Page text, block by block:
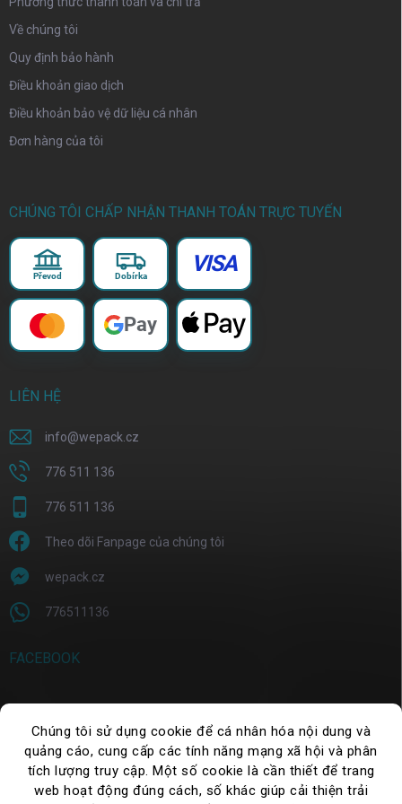
Chúng tôi sử dụng cookie để cá nhân hóa nội dung và
quảng cáo, cung cấp các tính năng mạng xã hội và phân
tích lượng truy cập. Một số cookie là cần thiết để trang
web hoạt động đúng cách, số khác giúp cải thiện trải
Về chúng tôi
Quy định bảo hành
Điều khoản giao dịch
Điều khoản bảo vệ dữ liệu cá nhân
Đơn hàng của tôi
CHÚNG TÔI CHẤP NHẬN THANH TOÁN TRỰC TUYẾN
Převod Dobírka VISA
Pay
LIÊN HỆ
info@wepack.cz
776 511 136
776 511 136
Theo dõi Fanpage của chúng tôi
wepack.cz
776511136
FACEBOOK
TÌM KIẾM
Tìm
kiếm